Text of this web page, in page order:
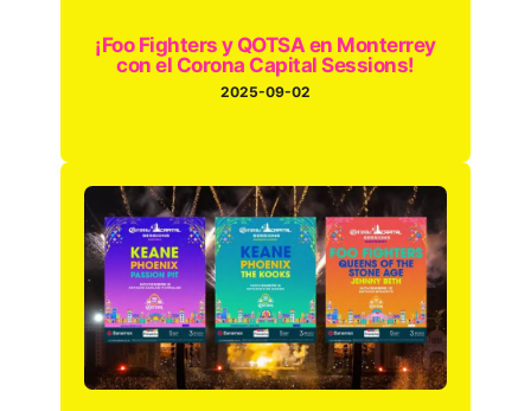
¡Foo Fighters y QOTSA en Monterrey
con el Corona Capital Sessions!
2025-09-02